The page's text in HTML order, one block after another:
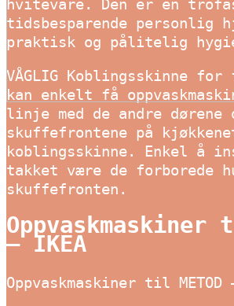
hvitevare. Den er en
tidsbesparende personlig
praktisk og pålitelig
VÅGLIG Koblingsskinne
kan enkelt få
linje med de andre dørene
skuffefrontene på kjøkkenet
koblingsskinne. Enkel å
takket være de forborede
skuffefronten.
Oppvaskmaskiner
– IKEA
Oppvaskmaskiner til METOD